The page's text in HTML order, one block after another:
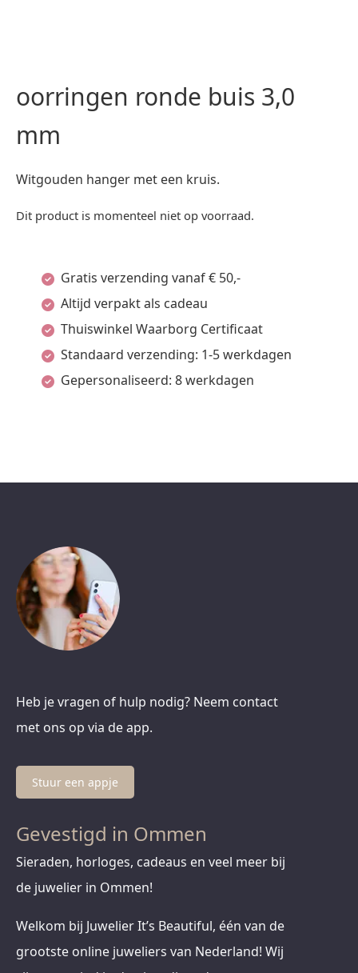
oorringen ronde buis 3,0
mm
Witgouden hanger met een kruis.
Dit product is momenteel niet op voorraad.
Gratis verzending vanaf € 50,-
Altijd verpakt als cadeau
Thuiswinkel Waarborg Certificaat
Standaard verzending: 1-5 werkdagen
Gepersonaliseerd: 8 werkdagen
Heb je vragen of hulp nodig? Neem contact
met ons op via de app.
Stuur een appje
Gevestigd in Ommen
Sieraden, horloges, cadeaus en veel meer bij
de juwelier in Ommen!
Welkom bij Juwelier It’s Beautiful, één van de
grootste online juweliers van Nederland! Wij